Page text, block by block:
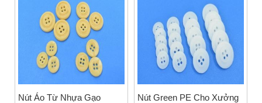
Nút Áo Từ Nhựa Gạo
Nút Green PE Cho Xưởng